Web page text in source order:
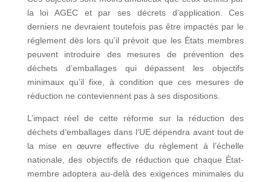
la loi AGEC et par ses décrets d’application. Ces
derniers ne devraient toutefois pas être impactés par le
réglement dès lors qu’il prévoit que les États membres
peuvent introduire des mesures de prévention des
déchets d’emballages qui dépassent les objectifs
minimaux qu’il fixe, à condition que ces mesures de
réduction ne conteviennent pas à ses dispositions.
L’impact réel de cette réforme sur la réduction des
déchets d’emballages dans l’UE dépendra avant tout de
la mise en œuvre effective du règlement à l’échelle
nationale, des objectifs de réduction que chaque État-
membre adoptera au-delà des exigences minimales du